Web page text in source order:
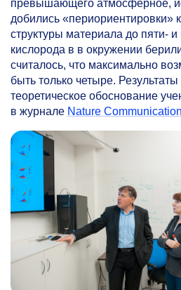
превышающего атмосферное,
добились «периориентировки»
структуры материала до пяти-
кислорода в в окружении
считалось, что максимально
быть только четыре.
теоретическое обоснование
в журнале Nature